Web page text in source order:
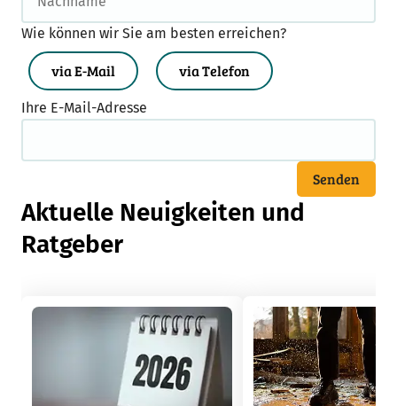
Wie können wir Sie am besten erreichen?
via E-Mail via Telefon
Ihre E-Mail-Adresse
Senden
Aktuelle Neuigkeiten und
Ratgeber